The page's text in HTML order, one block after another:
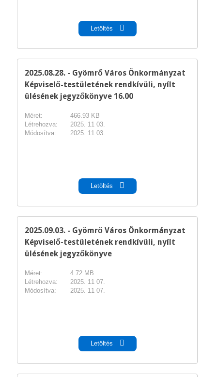
Letöltés
2025.08.28. - Gyömrő Város Önkormányzat
Képviselő-testületének rendkívüli, nyílt
ülésének jegyzőkönyve 16.00
Méret:
466.93 KB
Létrehozva:
2025. 11 03.
Módosítva:
2025. 11 03.
Letöltés
2025.09.03. - Gyömrő Város Önkormányzat
Képviselő-testületének rendkívüli, nyílt
ülésének jegyzőkönyve
Méret:
4.72 MB
Létrehozva:
2025. 11 07.
Módosítva:
2025. 11 07.
Letöltés